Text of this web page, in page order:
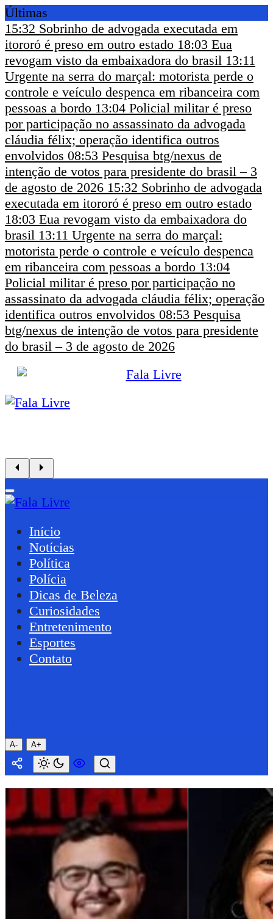
Últimas
15:32 Sobrinho de advogada executada em
itororó é preso em outro estado 18:03 Eua
revogam visto da embaixadora do brasil 13:11
Urgente na serra do marçal: motorista perde o
controle e veículo despenca em ribanceira com
pessoas a bordo 13:04 Policial militar é preso
por participação no assassinato da advogada
cláudia félix; operação identifica outros
envolvidos 08:53 Pesquisa btg/nexus de
intenção de votos para presidente do brasil – 3
de agosto de 2026 15:32 Sobrinho de advogada
executada em itororó é preso em outro estado
18:03 Eua revogam visto da embaixadora do
brasil 13:11 Urgente na serra do marçal:
motorista perde o controle e veículo despenca
em ribanceira com pessoas a bordo 13:04
Policial militar é preso por participação no
assassinato da advogada cláudia félix; operação
identifica outros envolvidos 08:53 Pesquisa
btg/nexus de intenção de votos para presidente
do brasil – 3 de agosto de 2026
Início
Notícias
Política
Polícia
Dicas de Beleza
Curiosidades
Entretenimento
Esportes
Contato
A- A+